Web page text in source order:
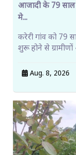
आजादी के 79 साल
मे...
करेरी गांव को 79
शुरू होने से
Aug. 8, 2026